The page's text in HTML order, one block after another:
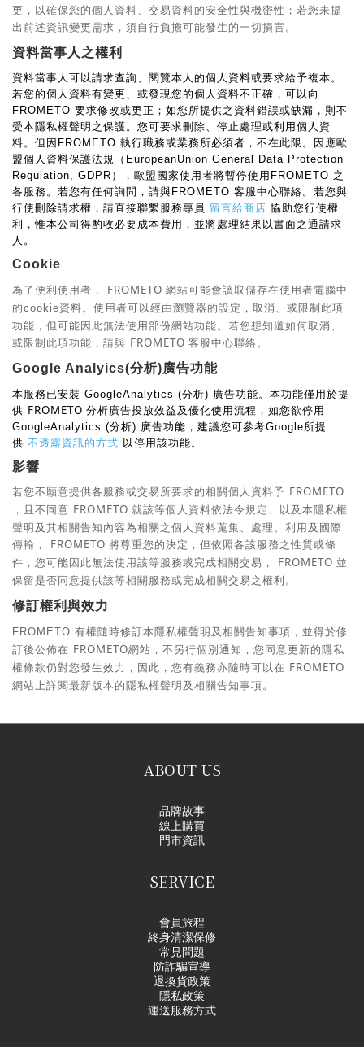
更，以確保您的個人資料、交易資料的安全性與機密性；若您未提
出前述資訊變更需求，須自行負擔可能發生的一切損害。
資料當事人之權利
資料當事人可以請求查詢、閱覽本人的個人資料或要求給予複本。
若您的個人資料有變更、或發現您的個人資料不正確，可以向
FROMETO 要求修改或更正；如您所提供之資料錯誤或缺漏，則不
受本隱私權聲明之保護。您可要求刪除、停止處理或利用個人資
料。但因 FROMETO 執行職務或業務所必須者，不在此限。因應歐
盟個人資料保護法規（ EuropeanUnion General Data Protection
Regulation, GDPR ），歐盟國家使用者將暫停使用 FROMETO 之
各服務。若您有任何詢問，請與 FROMETO 客服中心聯絡。若您與
行使刪除請求權，請直接聯繫服務專員 留言給商店 協助您行使權
利，惟本公司得酌收必要成本費用，並將處理結果以書面之通請求
人。
Cookie
為了便利使用者， FROMETO 網站可能會讀取儲存在使用者電腦中
的cookie資料。使用者可以經由瀏覽器的設定，取消、或限制此項
功能，但可能因此無法使用部份網站功能。若您想知道如何取消、
或限制此項功能，請與 FROMETO 客服中心聯絡。
Google Analyics(分析)廣告功能
本服務已安裝 GoogleAnalytics (分析) 廣告功能。本功能僅用於提
供 FROMETO 分析廣告投放效益及優化使用流程，如您欲停用
GoogleAnalytics (分析) 廣告功能，建議您可參考Google所提
供 不透露資訊的方式 以停用該功能。
影響
若您不願意提供各服務或交易所要求的相關個人資料予 FROMETO
，且不同意 FROMETO 就該等個人資料依法令規定、以及本隱私權
聲明及其相關告知內容為相關之個人資料蒐集、處理、利用及國際
傳輸，
FROMETO 將尊重您的決定，但依照各該服務之性質或條
件，您可能因此無法使用該等服務或完成相關交易，
FROMETO 並
保留是否同意提供該等相關服務或完成相關交易之權利。
修訂權利與效力
FROMETO 有權隨時修訂本隱私權聲明及相關告知事項，並得於修
訂後公佈在 FROMETO網站，不另行個別通知，您同意更新的隱私
權條款仍對您發生效力，因此，您有義務亦隨時可以在 FROMETO
網站上詳閱最新版本的隱私權聲明及相關告知事項。
ABOUT US
品牌故事
線上購買
門市資訊
SERVICE
會員旅程
終身清潔保修
常見問題
防詐騙宣導
退換貨政策
隱私政策
運送服務方式